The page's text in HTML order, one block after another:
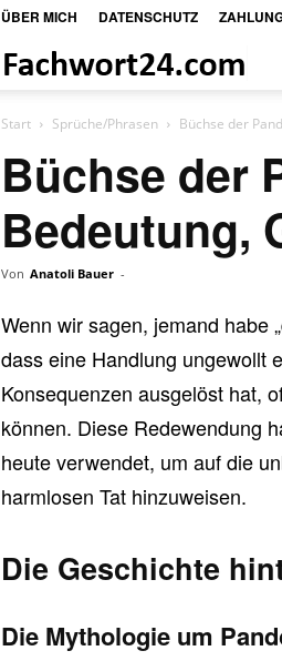
ÜBER MICH DATENSCHUTZ
Shop
Start Sprüche/Phrasen Büchse der
Büchse der
Bedeutung,
Von Anatoli Bauer -
Wenn wir sagen, jemand habe
dass eine Handlung ungewollt
Konsequenzen ausgelöst hat,
können. Diese Redewendung
heute verwendet, um auf die
harmlosen Tat hinzuweisen.
Die Geschichte
Die Mythologie um